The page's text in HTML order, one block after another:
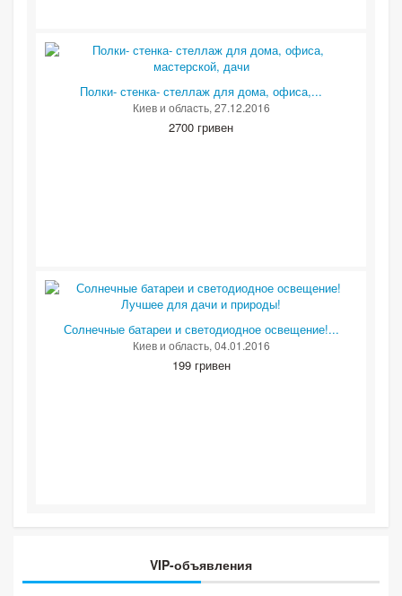
Полки- стенка- стеллаж для дома, офиса,...
Киев и область, 27.12.2016
2700 гривен
Солнечные батареи и светодиодное освещение!...
Киев и область, 04.01.2016
199 гривен
VIP-объявления